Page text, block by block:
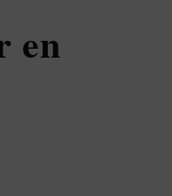
en